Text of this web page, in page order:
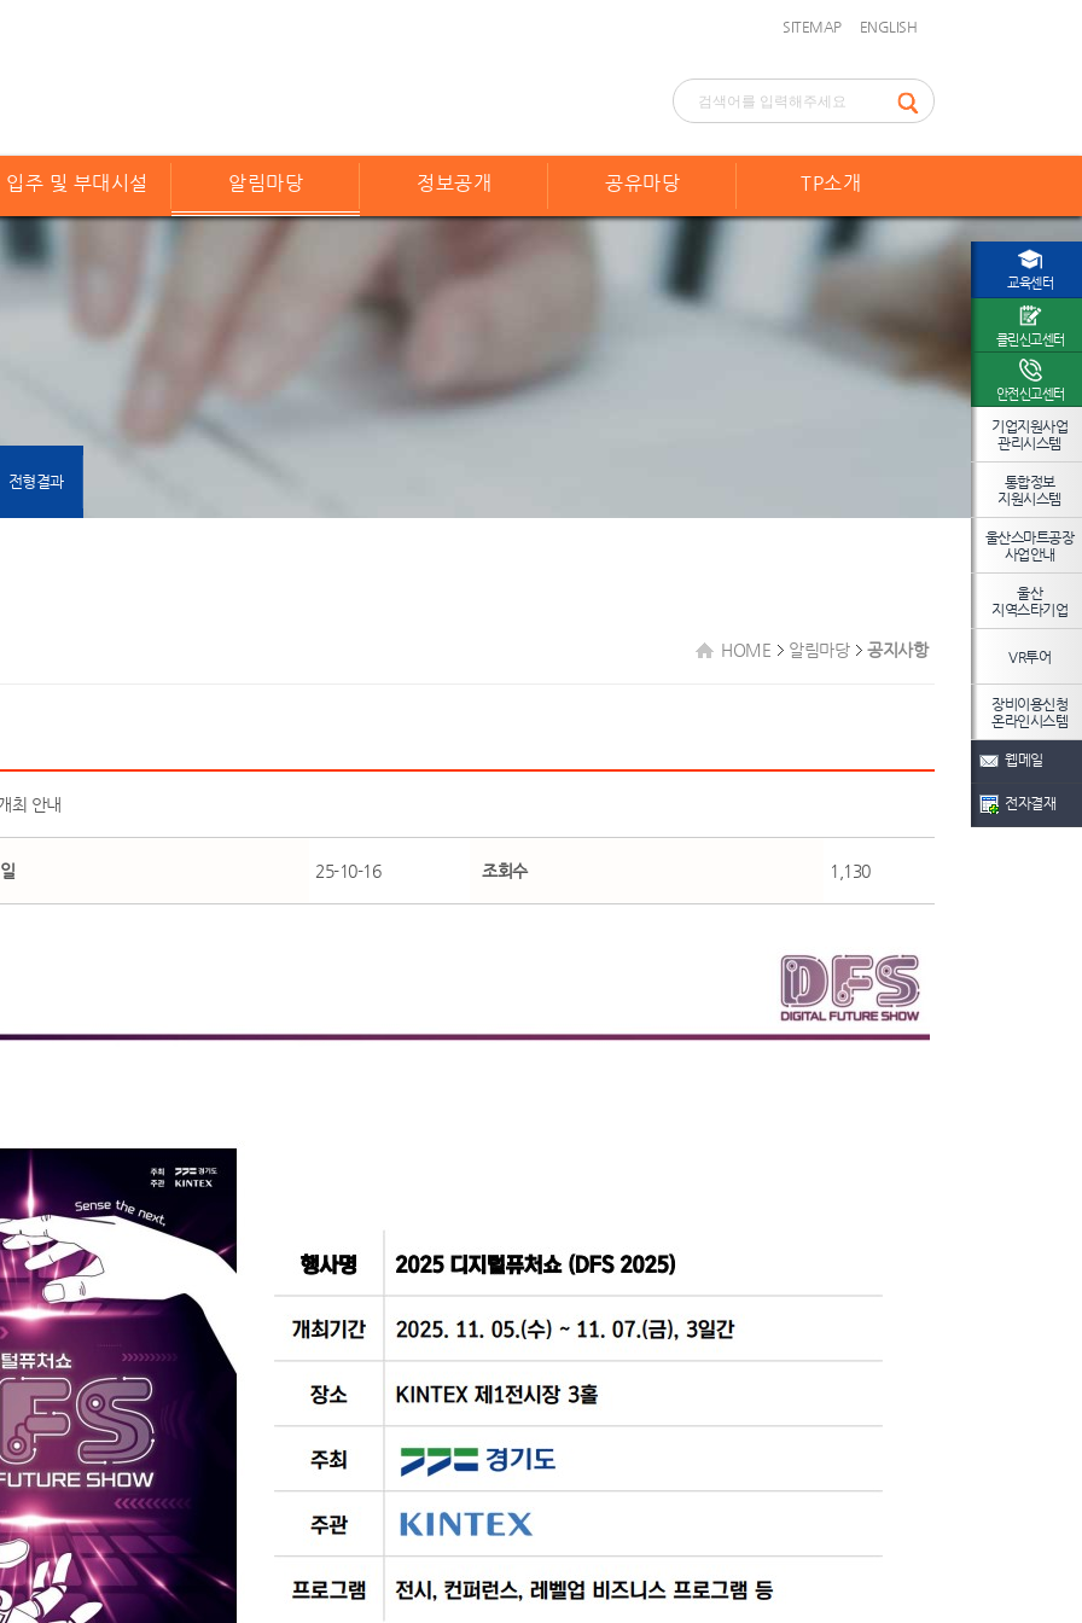
SITEMAP ENGLISH
입주 및 부대시설 알림마당 정보공개 공유마당 TP소개
전형결과
HOME 알림마당 공지사항
최 안내
25-10-16 조회수 1,130
교육센터
클린신고센터
안전신고센터
기업지원사업
관리시스템
통합정보
지원시스템
울산스마트공장
사업안내
울산
지역스타기업
VR투어
장비이용신청
온라인시스템
웹메일
전자결재